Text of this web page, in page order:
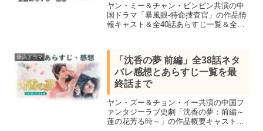
ヤン・ミー＆チャン・ビンビン共演の中
国ドラマ「暴風眼-特命捜査官」の作品情
報キャスト＆全40話あらすじ一覧＆全話
滅すべく国家安全局の特別捜査本部の活
躍を描いたサスペンス
華流ドラマ
「沈香の夢 前編」全38話ネタ
バレ感想とあらすじ一覧を最
終話まで
ヤン・ズー＆チョン・イー共演の中国フ
ァンタジーラブ史劇「沈香の夢：前編～
蓮の花芳る時～」の作品概要キャスト＆